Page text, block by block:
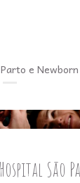
e Newborn
São